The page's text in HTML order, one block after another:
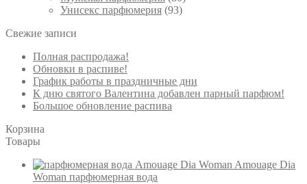
Унисекс парфюмерия (93)
Свежие записи
Полная распродажа!
Обновки в распиве!
График работы в праздничные дни
К дню святого Валентина добавлен парный парфюм!
Большое обновление распива
Корзина
Товары
Amouage Dia
Woman парфюмерная вода